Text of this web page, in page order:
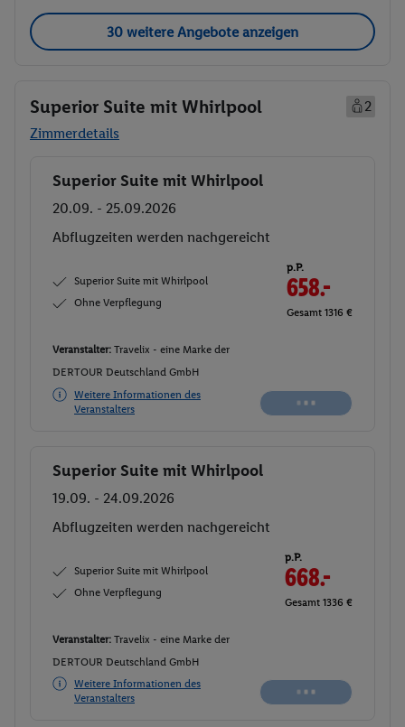
30 weitere Angebote anzeigen
Superior Suite mit Whirlpool
2
Zimmerdetails
Buchen
Superior Suite mit Whirlpool
20.09. - 25.09.2026
Abflugzeiten werden nachgereicht
Superior Suite mit Whirlpool
Ohne Verpflegung
p.P.
658.-
Gesamt 1316 €
Veranstalter: Travelix - eine Marke der
DERTOUR Deutschland GmbH
Weitere Informationen des
Veranstalters
Buchen
Superior Suite mit Whirlpool
19.09. - 24.09.2026
Abflugzeiten werden nachgereicht
Superior Suite mit Whirlpool
Ohne Verpflegung
p.P.
668.-
Gesamt 1336 €
Veranstalter: Travelix - eine Marke der
DERTOUR Deutschland GmbH
Weitere Informationen des
Veranstalters